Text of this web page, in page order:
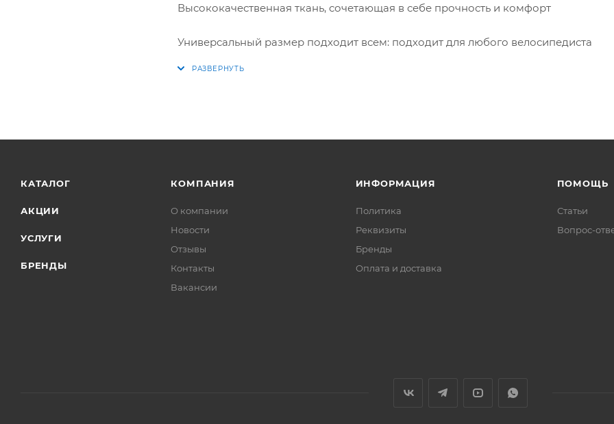
Высококачественная ткань, сочетающая в себе прочность и комфорт
Универсальный размер подходит всем: подходит для любого велосипедиста
КАТАЛОГ
АКЦИИ
УСЛУГИ
БРЕНДЫ
КОМПАНИЯ
О компании
Новости
Отзывы
Контакты
Вакансии
ИНФОРМАЦИЯ
Политика
Реквизиты
Бренды
Оплата и доставка
ПОМОЩЬ
Статьи
Вопрос-